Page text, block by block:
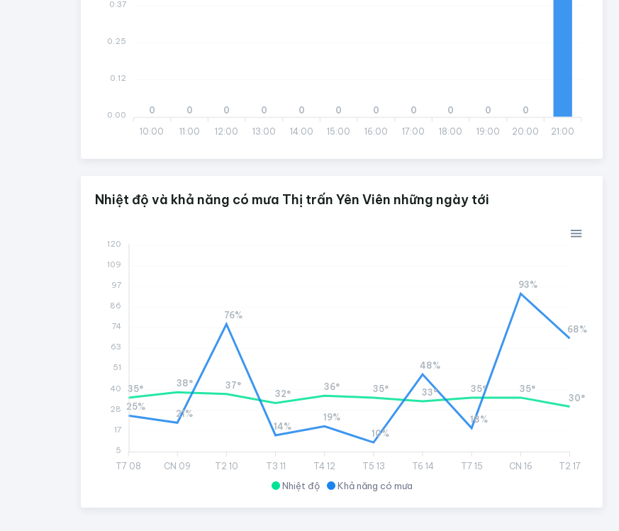
10:00 11:00 12:00 13:00 14:00 15:00 16:00 17:00 18:00 19:00 20:00 21:00
0 0 0 0 0 0 0 0 0 0 0
0.37
0.25
0.12
0.00
Nhiệt độ và khả năng có mưa Thị trấn Yên Viên những ngày tới
Nhiệt độ Khả năng có mưa
T7 08 CN 09 T2 10 T3 11 T4 12 T5 13 T6 14 T7 15 CN 16 T2 17
35°
38°
37°
32°
36° 35° 33° 35°
35°
30°
25%
21%
76%
14%
19%
10%
48%
18%
93%
68%
120
109
97
86
74
63
51
40
28
17
5